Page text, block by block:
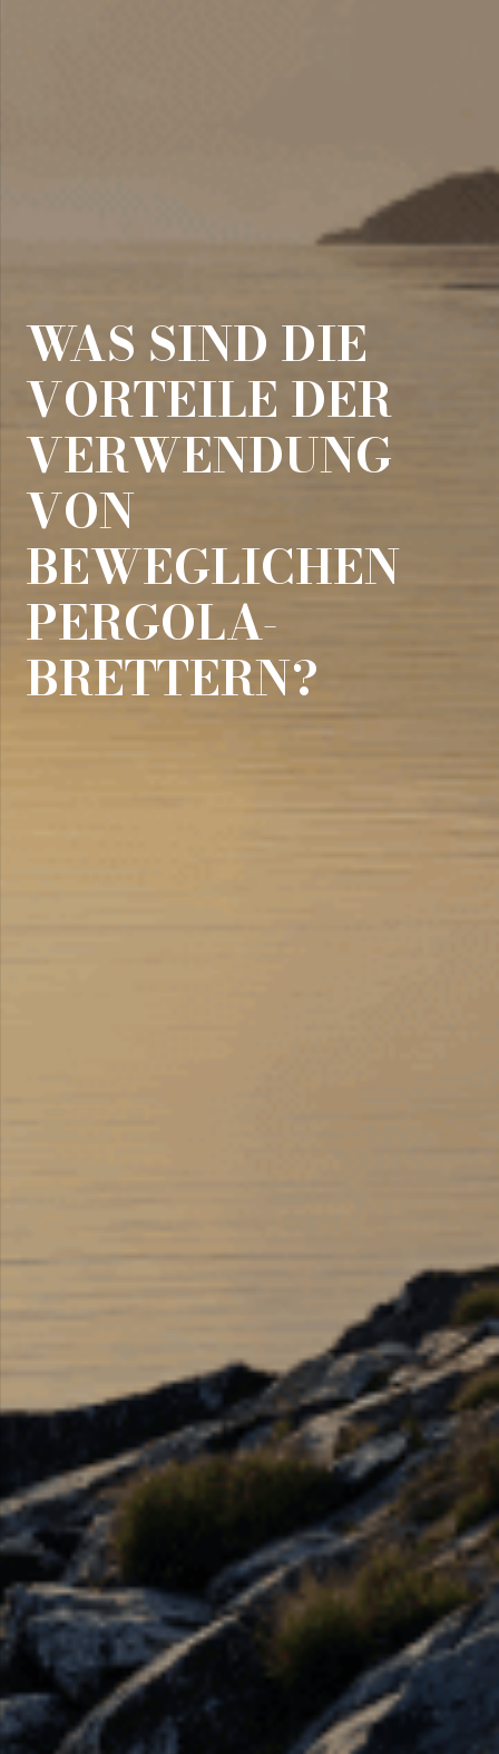
WAS SIND DIE
VORTEILE DER
VERWENDUNG
VON
BEWEGLICHEN
PERGOLA-
BRETTERN?